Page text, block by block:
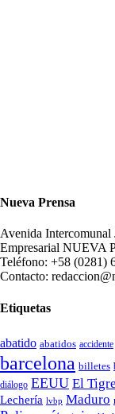
Nueva Prensa
Avenida Intercomunal
Empresarial NUEVA
Teléfono: +58 (0281)
Contacto:
Etiquetas
abatido abatidos accidente
barcelona billetes
diálogo EEUU El Tigre
Lechería lvbp Maduro